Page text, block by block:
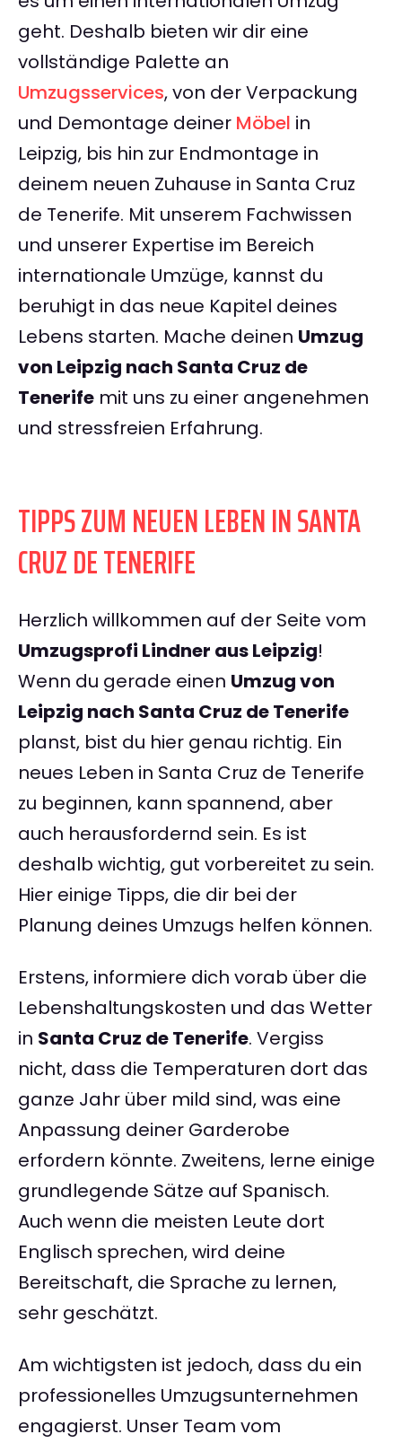
geht. Deshalb bieten wir dir eine
vollständige Palette an
Umzugsservices, von der Verpackung
und Demontage deiner Möbel in
Leipzig, bis hin zur Endmontage in
deinem neuen Zuhause in Santa Cruz
de Tenerife. Mit unserem Fachwissen
und unserer Expertise im Bereich
internationale Umzüge, kannst du
beruhigt in das neue Kapitel deines
Lebens starten. Mache deinen Umzug
von Leipzig nach Santa Cruz de
Tenerife mit uns zu einer angenehmen
und stressfreien Erfahrung.
TIPPS ZUM NEUEN LEBEN IN SANTA
CRUZ DE TENERIFE
Herzlich willkommen auf der Seite vom
Umzugsprofi Lindner aus Leipzig!
Wenn du gerade einen Umzug von
Leipzig nach Santa Cruz de Tenerife
planst, bist du hier genau richtig. Ein
neues Leben in Santa Cruz de Tenerife
zu beginnen, kann spannend, aber
auch herausfordernd sein. Es ist
deshalb wichtig, gut vorbereitet zu sein.
Hier einige Tipps, die dir bei der
Planung deines Umzugs helfen können.
Erstens, informiere dich vorab über die
Lebenshaltungskosten und das Wetter
in Santa Cruz de Tenerife. Vergiss
nicht, dass die Temperaturen dort das
ganze Jahr über mild sind, was eine
Anpassung deiner Garderobe
erfordern könnte. Zweitens, lerne einige
grundlegende Sätze auf Spanisch.
Auch wenn die meisten Leute dort
Englisch sprechen, wird deine
Bereitschaft, die Sprache zu lernen,
sehr geschätzt.
Am wichtigsten ist jedoch, dass du ein
professionelles Umzugsunternehmen
engagierst. Unser Team vom